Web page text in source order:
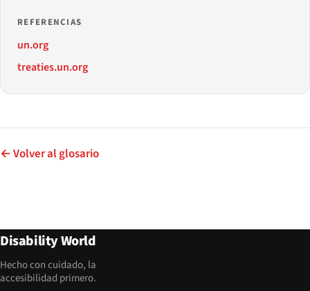
REFERENCIAS
un.org
treaties.un.org
← Volver al glosario
Disability World
Hecho con cuidado, la
accesibilidad primero.